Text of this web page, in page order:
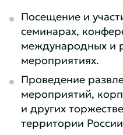
Посещение и
семинарах,
международных и
мероприятиях.
Проведение
мероприятий,
и других
территории